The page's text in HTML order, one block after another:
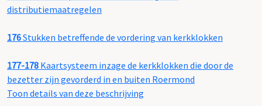
distributiemaatregelen
176Stukken betreffende de vordering van kerkklokken
177-178 Kaartsysteem inzage de kerkklokken die door de
bezetter zijn gevorderd in en buiten Roermond
Toon details van deze beschrijving